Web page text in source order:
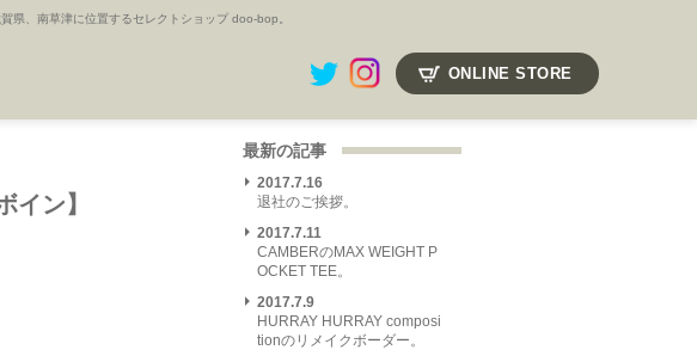
県、南草津に位置するセレクトショップ doo-bop。
ONLINE STORE
イン】
最新の記事
2017.7.16
退社のご挨拶。
2017.7.11
CAMBERのMAX WEIGHT P
OCKET TEE。
2017.7.9
HURRAY HURRAY composi
tionのリメイクボーダー。